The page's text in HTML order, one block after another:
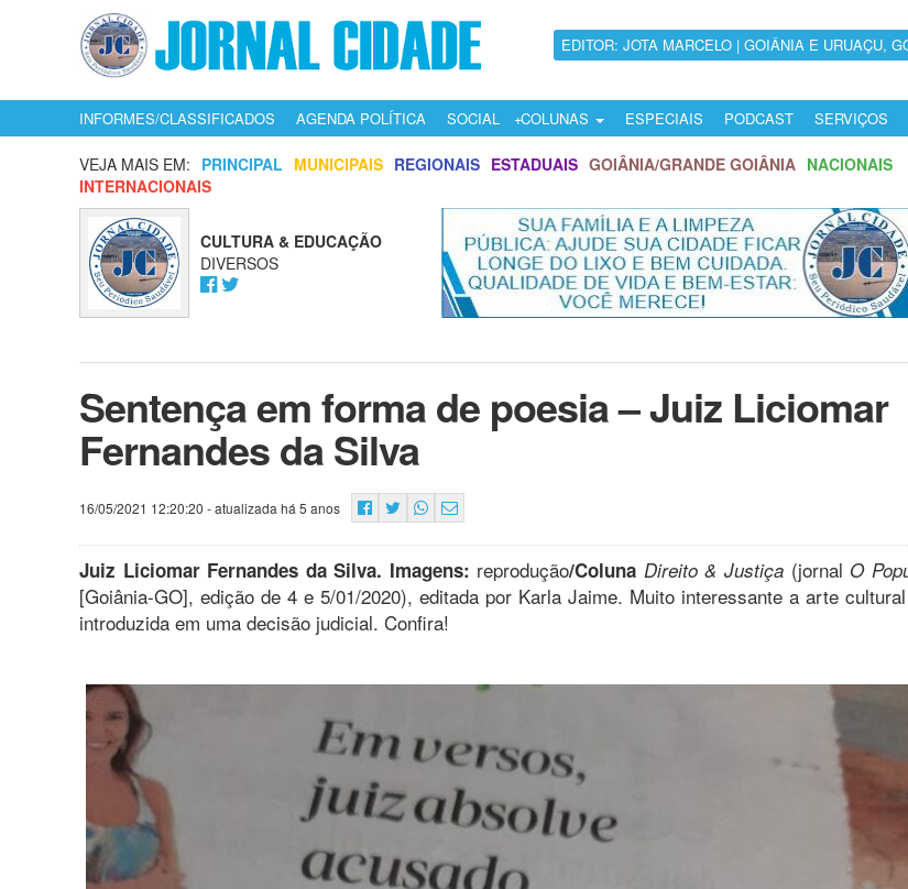
EDITOR: JOTA MARCELO | GOIÂNIA E URUAÇU,
INFORMES/CLASSIFICADOS AGENDA POLÍTICA SOCIAL COLUNAS ESPECIAIS PODCAST SERVIÇOS
VEJA MAIS EM: PRINCIPAL MUNICIPAIS REGIONAIS ESTADUAIS GOIÂNIA/GRANDE GOIÂNIA NACIONAIS
INTERNACIONAIS
CULTURA & EDUCAÇÃO
DIVERSOS
Sentença em forma de poesia – Juiz Liciomar
Fernandes da Silva
16/05/2021 12:20:20 - atualizada há 5 anos
Juiz Liciomar Fernandes da Silva. Imagens: reprodução/Coluna Direito & Justiça (jornal O
[Goiânia-GO], edição de 4 e 5/01/2020), editada por Karla Jaime. Muito interessante a arte
introduzida em uma decisão judicial. Confira!